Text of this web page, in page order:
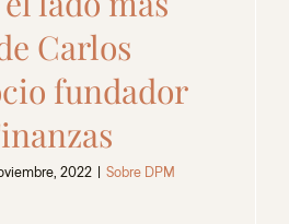
Carlos
fundador
2022
Sobre DPM